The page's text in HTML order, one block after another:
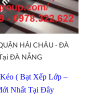
HẢI CHÂU - ĐÀ
ĐÀ NẴNG
( Bạt Xếp Lớp –
Nhất Tại Đây